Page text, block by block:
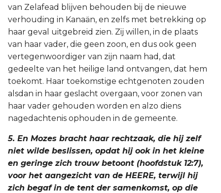
van Zelafead blijven behouden bij de nieuwe
verhouding in Kanaän, en zelfs met betrekking op
haar geval uitgebreid zien. Zij willen, in de plaats
van haar vader, die geen zoon, en dus ook geen
vertegenwoordiger van zijn naam had, dat
gedeelte van het heilige land ontvangen, dat hem
toekomt. Haar toekomstige echtgenoten zouden
alsdan in haar geslacht overgaan, voor zonen van
haar vader gehouden worden en alzo diens
nagedachtenis ophouden in de gemeente.
5. En Mozes bracht haar rechtzaak, die hij zelf
niet wilde beslissen, opdat hij ook in het kleine
en geringe zich trouw betoont (hoofdstuk 12:7),
voor het aangezicht van de HEERE, terwijl hij
zich begaf in de tent der samenkomst, op die